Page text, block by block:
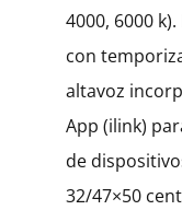
4000, 6000
con
altavoz
App (ilink)
de
32/47×50